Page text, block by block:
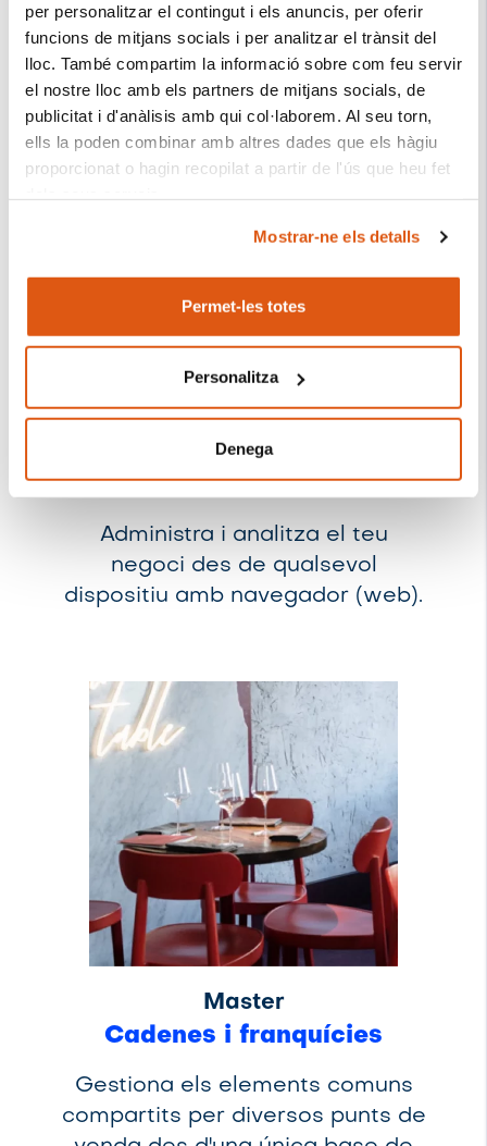
per personalitzar el contingut i els anuncis, per oferir
funcions de mitjans socials i per analitzar el trànsit del
lloc. També compartim la informació sobre com feu servir
el nostre lloc amb els partners de mitjans socials, de
publicitat i d'anàlisis amb qui col·laborem. Al seu torn,
ells la poden combinar amb altres dades que els hàgiu
proporcionat o hagin recopilat a partir de l'ús que heu fet
El responsable del tractament de les vostres dades
personals és REVO SYSTEMS, S.L. (CIF: B66353780).
https://revo.works/cookies.
Mostrar-ne els detalls
Permet-les totes
Personalitza
Denega
Configura i administra el teu
negoci
Back
Configuració del negoci
Administra i analitza el teu
negoci des de qualsevol
dispositiu amb navegador (web).
Master
Cadenes i franquícies
Gestiona els elements comuns
compartits per diversos punts de